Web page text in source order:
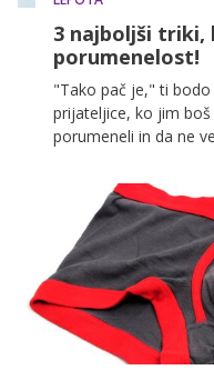
3 najboljši
porumenelost!
"Tako pač je," ti
prijateljice, ko jim
porumeneli in da ne
imela nalakiran rdeč,
lak. Nadležne
niti z dobrim
noht pred lakiranjem.